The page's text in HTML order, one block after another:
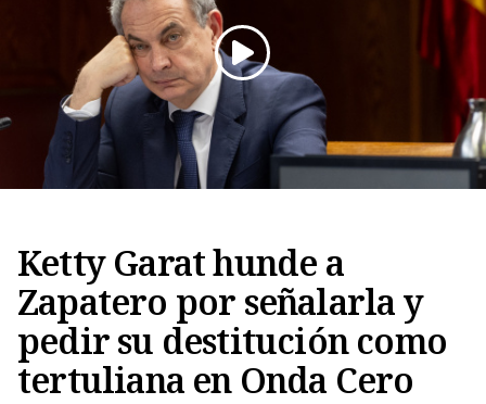
Ketty Garat hunde a
Zapatero por señalarla y
pedir su destitución como
tertuliana en Onda Cero
Copiar